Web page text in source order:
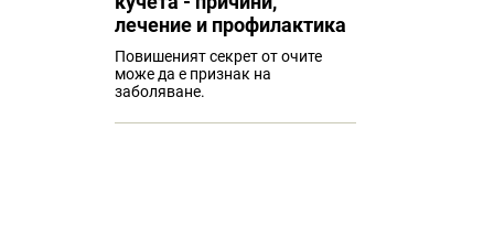
лечение и профилактика
Повишеният секрет от очите
може да е признак на
заболяване.